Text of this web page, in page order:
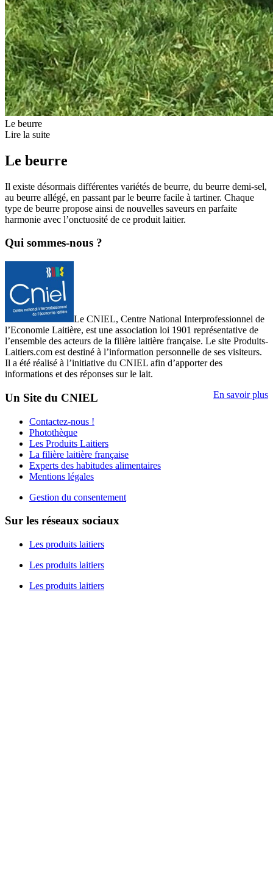
Le beurre
Lire la suite
Le beurre
Il existe désormais différentes variétés de beurre, du beurre demi-sel,
au beurre allégé, en passant par le beurre facile à tartiner. Chaque
type de beurre propose ainsi de nouvelles saveurs en parfaite
harmonie avec l’onctuosité de ce produit laitier.
Qui sommes-nous ?
Le CNIEL, Centre National Interprofessionnel de
l’Economie Laitière, est une association loi 1901 représentative de
l’ensemble des acteurs de la filière laitière française. Le site Produits-
Laitiers.com est destiné à l’information personnelle de ses visiteurs.
Il a été réalisé à l’initiative du CNIEL afin d’apporter des
informations et des réponses sur le lait.
En savoir plus
Un Site du CNIEL
Contactez-nous !
Photothèque
Les Produits Laitiers
La filière laitière française
Experts des habitudes alimentaires
Mentions légales
Gestion du consentement
Sur les réseaux sociaux
Les produits laitiers
Les produits laitiers
Les produits laitiers